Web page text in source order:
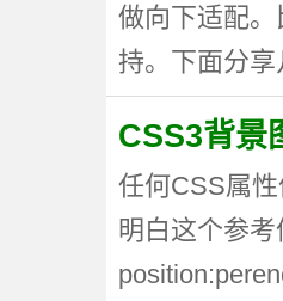
做向下适配
持。下面分
CSS3背景
任何CSS属
明白这个参